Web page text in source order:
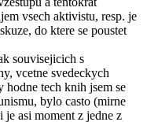
vsech aktivistu, resp. je
do ktere se poustet
souvisejicich s
vcetne svedeckych
tech knih jsem se
bylo casto (mirne
je asi moment z jedne z